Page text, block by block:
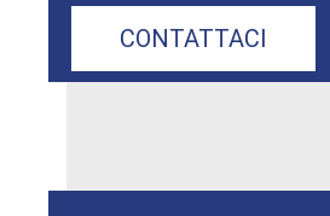
CONTATTACI